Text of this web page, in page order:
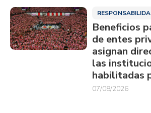
Beneficios
de entes
asignan
las
habilitadas
07/08/2026